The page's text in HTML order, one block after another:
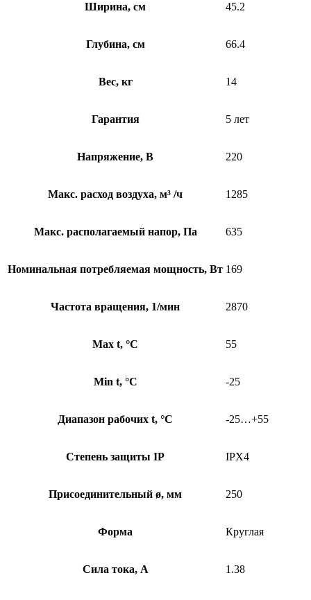
Ширина, см 45.2
Глубина, см 66.4
Вес, кг 14
Гарантия 5 лет
Напряжение, В 220
Макс. расход воздуха, м³ /ч 1285
Макс. располагаемый напор, Па 635
Номинальная потребляемая мощность, Вт 169
Частота вращения, 1/мин 2870
Max t, °C 55
Min t, °C -25
Диапазон рабочих t, °C -25…+55
Степень защиты IP IPX4
Присоединительный ø, мм 250
Форма Круглая
Сила тока, А 1.38